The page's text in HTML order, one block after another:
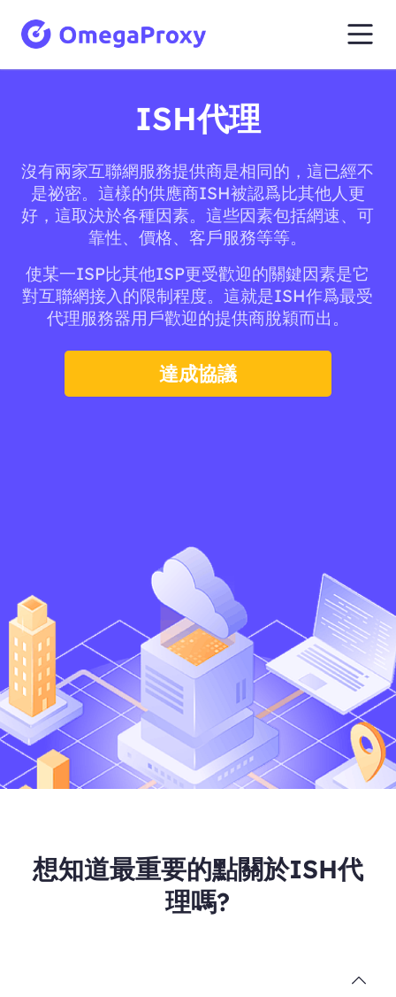
ISH代理
沒有兩家互聯網服務提供商是相同的，這已經不
是祕密。這樣的供應商ISH被認爲比其他人更
好，這取決於各種因素。這些因素包括網速、可
靠性、價格、客戶服務等等。
使某一ISP比其他ISP更受歡迎的關鍵因素是它
對互聯網接入的限制程度。這就是ISH作爲最受
代理服務器用戶歡迎的提供商脫穎而出。
達成協議
想知道最重要的點關於ISH代
理嗎?